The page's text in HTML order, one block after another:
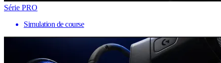
Série PRO
Simulation de course